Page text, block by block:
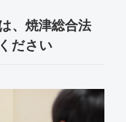
、焼津総合法
ださい